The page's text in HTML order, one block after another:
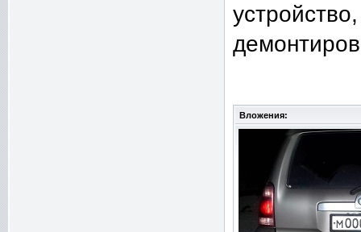
Вложения: